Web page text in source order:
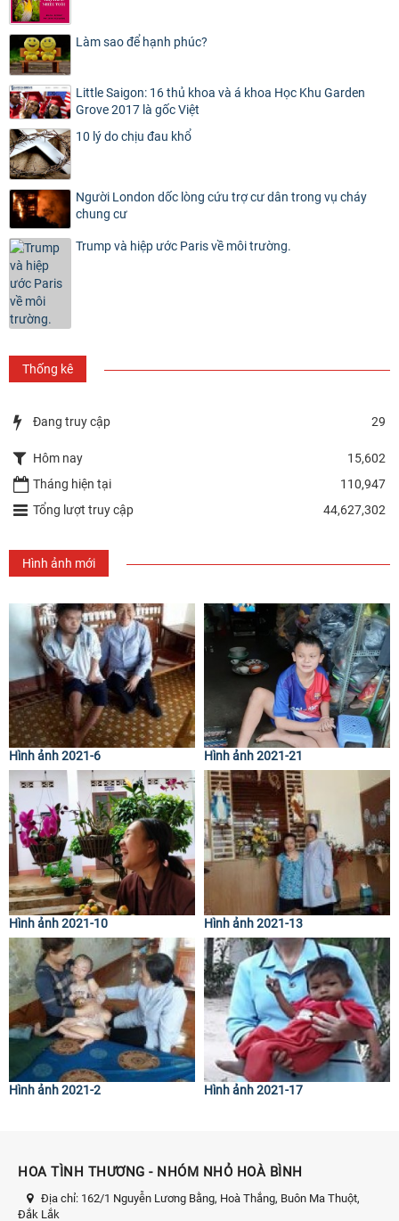
Làm sao để hạnh phúc?
Little Saigon: 16 thủ khoa và á khoa Học Khu Garden
Grove 2017 là gốc Việt
10 lý do chịu đau khổ
Người London dốc lòng cứu trợ cư dân trong vụ cháy
chung cư
Trump và hiệp ước Paris về môi trường.
Thống kê
Đang truy cập 29
Hôm nay
15,602
Tháng hiện tại
110,947
Tổng lượt truy cập
44,627,302
Hình ảnh mới
Hình ảnh 2021-6 Hình ảnh 2021-21
Hình ảnh 2021-10 Hình ảnh 2021-13
Hình ảnh 2021-2 Hình ảnh 2021-17
HOA TÌNH THƯƠNG - NHÓM NHỎ HOÀ BÌNH
Địa chỉ: 162/1 Nguyễn Lương Bằng, Hoà Thắng, Buôn Ma Thuột,
Đắk Lắk